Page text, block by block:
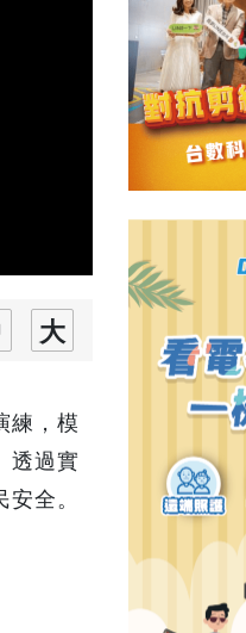
練，模
透過實
全。